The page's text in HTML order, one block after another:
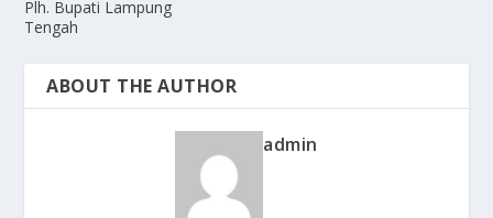
Plh. Bupati Lampung
Tengah
ABOUT THE AUTHOR
admin